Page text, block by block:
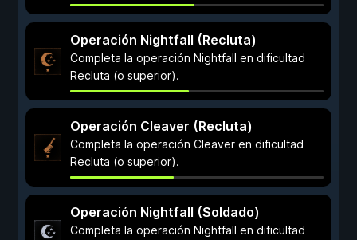
Operación Nightfall (Recluta)
Completa la operación Nightfall en dificultad
Recluta (o superior).
Operación Cleaver (Recluta)
Completa la operación Cleaver en dificultad
Recluta (o superior).
Operación Nightfall (Soldado)
Completa la operación Nightfall en dificultad